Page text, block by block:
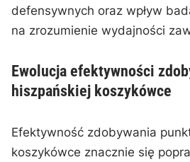
defensywnych oraz wpływ
na zrozumienie wydajności
Ewolucja efektywności
hiszpańskiej koszykówce
Efektywność zdobywania
koszykówce znacznie się